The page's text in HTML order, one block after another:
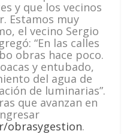
y que los vecinos
Estamos muy
el vecino Sergio
“En las calles
obras hace poco.
y entubado,
del agua de
de luminarias”.
que avanzan en
obrasygestion.